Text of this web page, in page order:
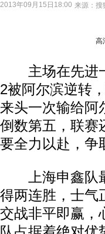
2013年09月15日18:00 来源： 搜
高
主场在先进一
2被阿尔滨逆转
来头一次输给阿
倒数第五，联赛
要全力以赴，争
上海申鑫队最
得两连胜，士气
交战非平即赢，